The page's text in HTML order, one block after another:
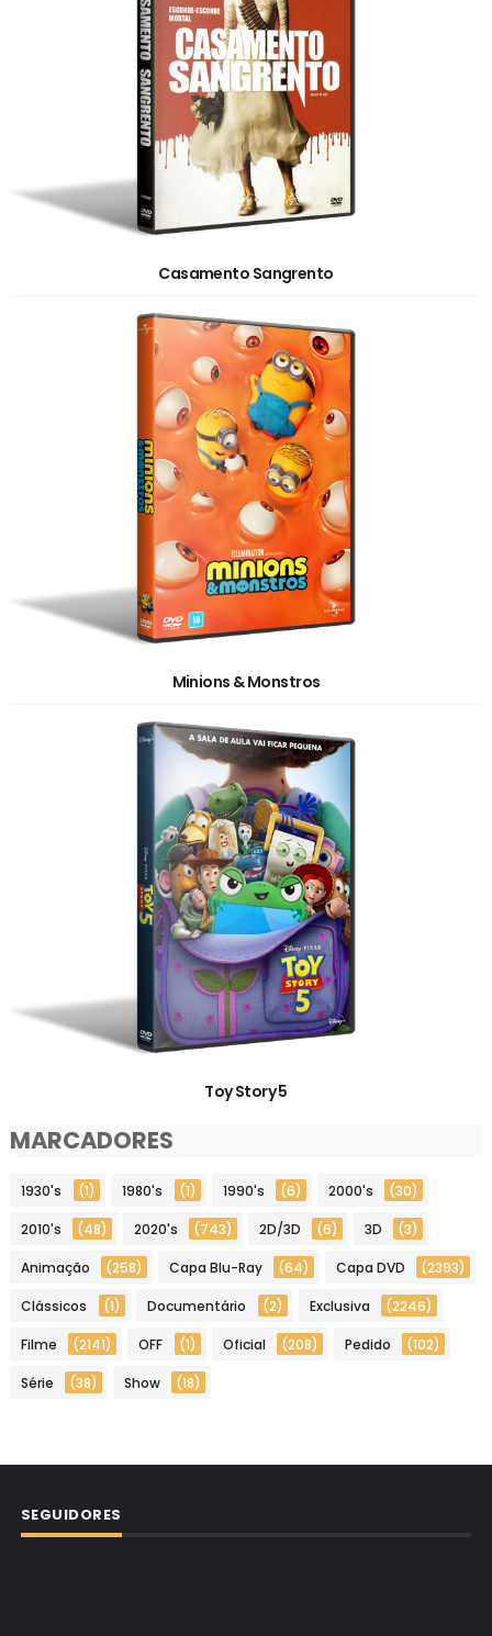
Casamento Sangrento
Minions & Monstros
Toy Story 5
MARCADORES
1930's (1) 1980's (1) 1990's (6) 2000's (30)
2010's (48) 2020's (743) 2D/3D (6) 3D (3)
Animação (258) Capa Blu-Ray (64) Capa DVD (2393)
Clássicos (1) Documentário (2) Exclusiva (2246)
Filme (2141) OFF (1) Oficial (208) Pedido (102)
Série (38) Show (18)
SEGUIDORES